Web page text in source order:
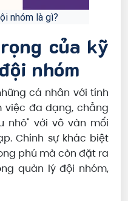
nhóm là gì?
của kỹ
nhóm
cá nhân với tính
đa dạng, chẳng
nhỏ" với vô vàn mối
Chính sự khác biệt
phú mà còn đặt ra
quản lý đội nhóm,